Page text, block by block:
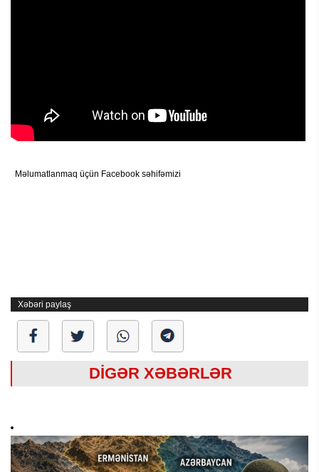
Məlumatlanmaq üçün Facebook səhifəmizi
Xəbəri paylaş
DİGƏR XƏBƏRLƏR